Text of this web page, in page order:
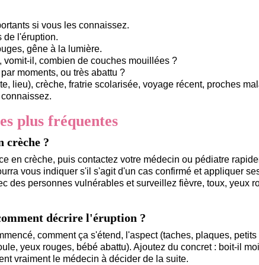
si vous les connaissez.
de l'éruption.
gêne à la lumière.
il, combien de couches mouillées ?
moments, ou très abattu ?
lieu), crèche, fratrie scolarisée, voyage récent, proches
plus fréquentes
crèche ?
en crèche, puis contactez votre médecin ou pédiatre
vous indiquer s'il s'agit d'un cas confirmé et appliquer
des personnes vulnérables et surveillez fièvre, toux, yeux
décrire l'éruption ?
comment ça s'étend, l'aspect (taches, plaques, petits
yeux rouges, bébé abattu). Ajoutez du concret : boit-il
vraiment le médecin à décider de la suite.